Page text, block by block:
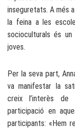
inseguretats. A més
la feina a les
socioculturals és
joves.
Per la seva part,
va manifestar la
creix l’interès de
participació en
participants: «Hem